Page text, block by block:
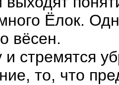
Ёлок.
вёсен.
и стремятся
то, что